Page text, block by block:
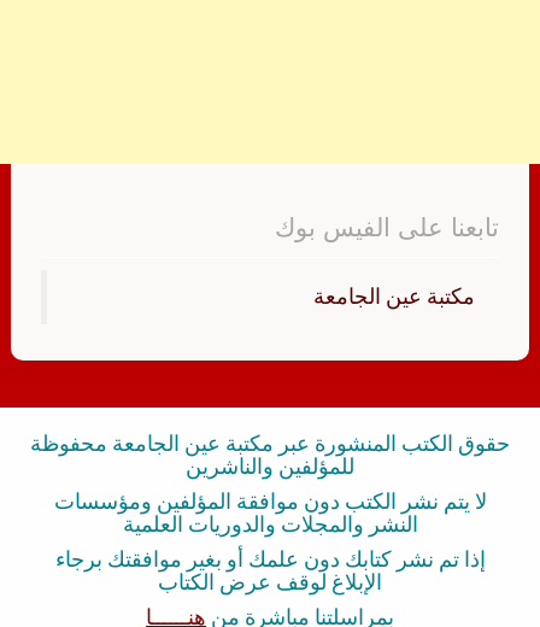
تابعنا على الفيس بوك
‏مكتبة عين الجامعة‏
حقوق الكتب المنشورة عبر مكتبة عين الجامعة محفوظة
للمؤلفين والناشرين
لا يتم نشر الكتب دون موافقة المؤلفين ومؤسسات
النشر والمجلات والدوريات العلمية
إذا تم نشر كتابك دون علمك أو بغير موافقتك برجاء
الإبلاغ لوقف عرض الكتاب
بمراسلتنا مباشرة من هنــــــا